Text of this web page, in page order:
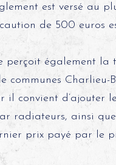
est versé au
de 500 euros
perçoit également la
communes Charlieu-
il convient d’ajouter
radiateurs, ainsi
prix payé par le